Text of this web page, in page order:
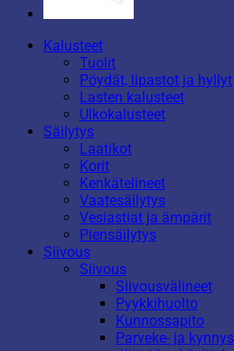
Kalusteet
Tuolit
Pöydät, lipastot ja hyllyt
Lasten kalusteet
Ulkokalusteet
Säilytys
Laatikot
Korit
Kenkätelineet
Vaatesäilytys
Vesiastiat ja ämpärit
Piensäilytys
Siivous
Siivous
Siivousvälineet
Pyykkihuolto
Kunnossapito
Parveke- ja